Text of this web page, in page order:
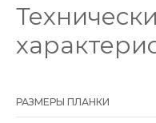
РАЗМЕРЫ ПЛАНКИ